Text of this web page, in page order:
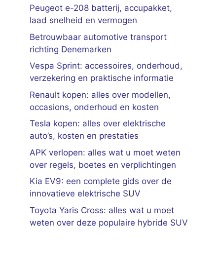
Peugeot e-208 batterij, accupakket,
laad snelheid en vermogen
Betrouwbaar automotive transport
richting Denemarken
Vespa Sprint: accessoires, onderhoud,
verzekering en praktische informatie
Renault kopen: alles over modellen,
occasions, onderhoud en kosten
Tesla kopen: alles over elektrische
auto’s, kosten en prestaties
APK verlopen: alles wat u moet weten
over regels, boetes en verplichtingen
Kia EV9: een complete gids over de
innovatieve elektrische SUV
Toyota Yaris Cross: alles wat u moet
weten over deze populaire hybride SUV